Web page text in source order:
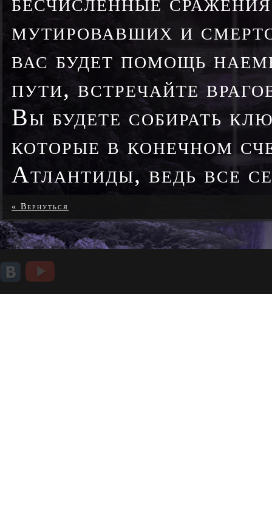
мутировавших и
вас будет помощь
пути, встречайте
Вы будете собирать
которые в конечном
Атлантиды, ведь все
« Вернуться